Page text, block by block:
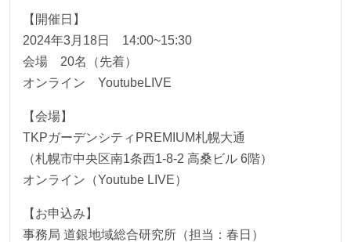
【開催日】
2024年3月18日 14:00~15:30
会場 20名（先着）
オンライン YoutubeLIVE
【会場】
TKPガーデンシティPREMIUM札幌大通
（札幌市中央区南1条西1-8-2 高桑ビル 6階）
オンライン（Youtube LIVE）
【お申込み】
事務局 道銀地域総合研究所（担当：春日）